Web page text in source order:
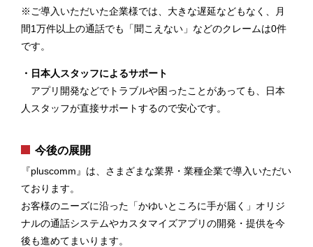
※ご導入いただいた企業様では、大きな遅延などもなく、月
間1万件以上の通話でも「聞こえない」などのクレームは0件
です。
・日本人スタッフによるサポート
アプリ開発などでトラブルや困ったことがあっても、日本
人スタッフが直接サポートするので安心です。
今後の展開
『pluscomm』は、さまざまな業界・業種企業で導入いただい
ております。
お客様のニーズに沿った「かゆいところに手が届く」オリジ
ナルの通話システムやカスタマイズアプリの開発・提供を今
後も進めてまいります。